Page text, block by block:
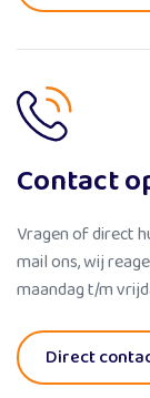
Contact
Vragen of direct
mail ons, wij
maandag t/m
Direct